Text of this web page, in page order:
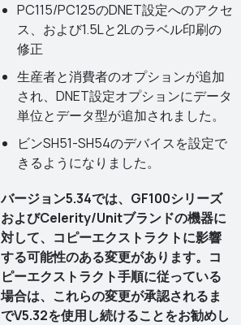
PC115/PC125のDNET設定へのアクセ
ス、および1.5Lと2Lのラベル印刷の
修正
生産者と消費者のオプションが追加
され、DNET設定オプションにデータ
単位とデータ型が追加されました。
ビンSH51-SH54のデバイスを設定で
きるようになりました。
バージョン5.34では、GF100シリーズ
およびCelerity/Unitブランドの機器に
対して、コピーエクストラクトに影響
する可能性のある変更があります。コ
ピーエクストラクト手順に従っている
場合は、これらの変更が承認されるま
でV5.32を使用し続けることをお勧めし